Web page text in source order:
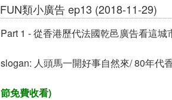
FUN類小廣告 ep13 (2018-11-29)
Part 1 - 從香港歷代法國乾邑廣告看這
slogan: 人頭馬一開好事自然來/ 80年代
節免費收看)